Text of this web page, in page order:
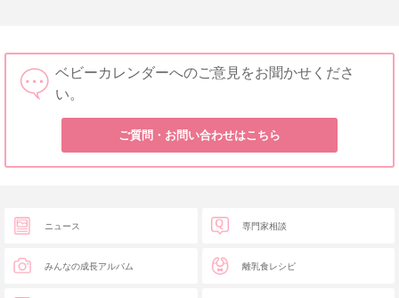
ベビーカレンダーへのご意見をお聞かせくださ
い。
ご質問・お問い合わせはこちら
ニュース
みんなの成長アルバム
専門家相談
離乳食レシピ